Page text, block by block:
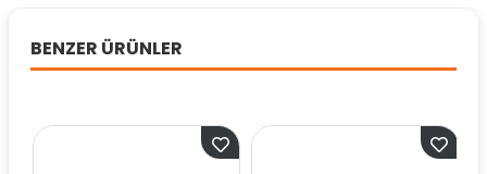
BENZER ÜRÜNLER